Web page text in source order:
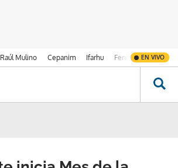
Mulino Cepanim Ifarhu Fenómeno de El
EN VIVO